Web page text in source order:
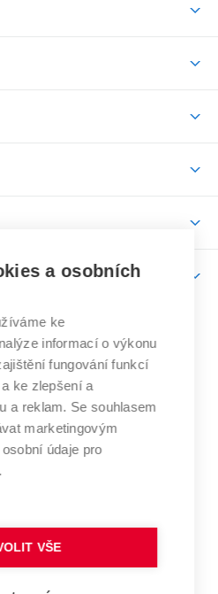
roku
učení
technické
V BRNĚ
a osobních
ke
informací o výkonu
fungování funkcí
ke zlepšení a
a reklam. Se souhlasem
marketingovým
údaje pro
VŠE